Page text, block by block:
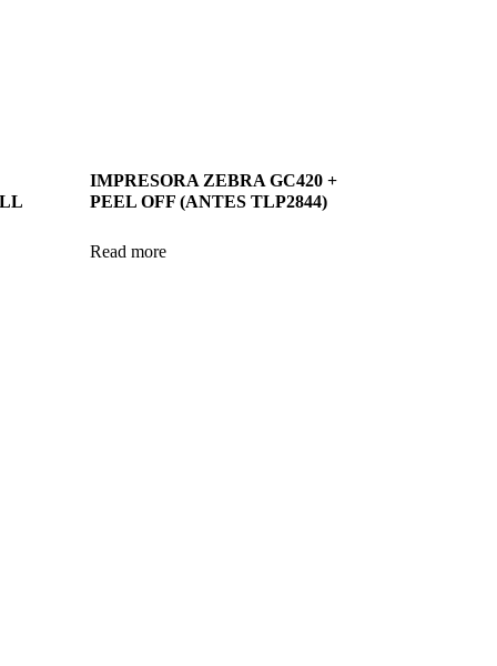
IMPRESORA ZEBRA GC420 +
PEEL OFF (ANTES TLP2844)
Read more